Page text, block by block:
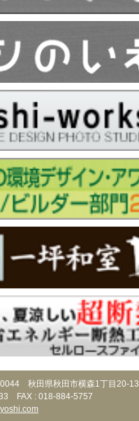
秋田県秋田市横森1丁目20-13
FAX : 018-884-5757